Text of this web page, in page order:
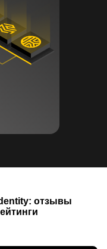
отзывы